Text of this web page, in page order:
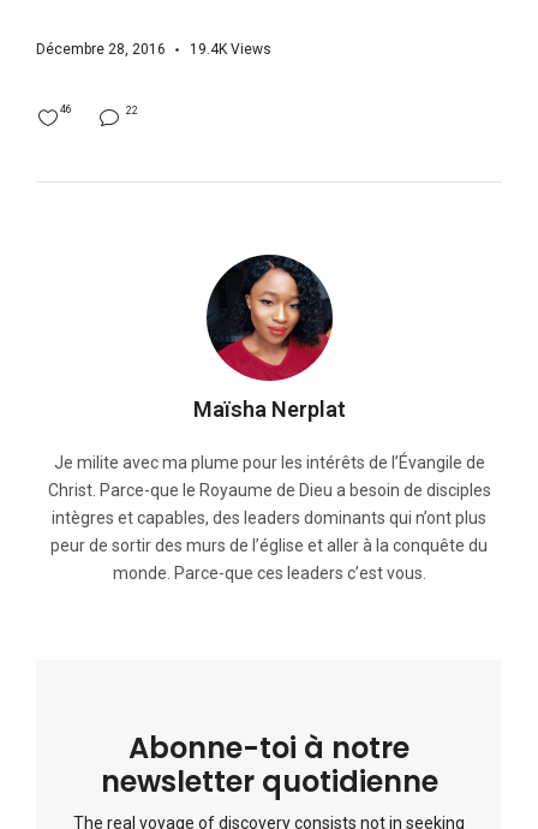
Décembre 28, 2016 19.4K Views
22
46
Maïsha Nerplat
Je milite avec ma plume pour les intérêts de l’Évangile de
Christ. Parce-que le Royaume de Dieu a besoin de disciples
intègres et capables, des leaders dominants qui n’ont plus
peur de sortir des murs de l’église et aller à la conquête du
monde. Parce-que ces leaders c’est vous.
Abonne-toi à notre
newsletter quotidienne
The real voyage of discovery consists not in seeking